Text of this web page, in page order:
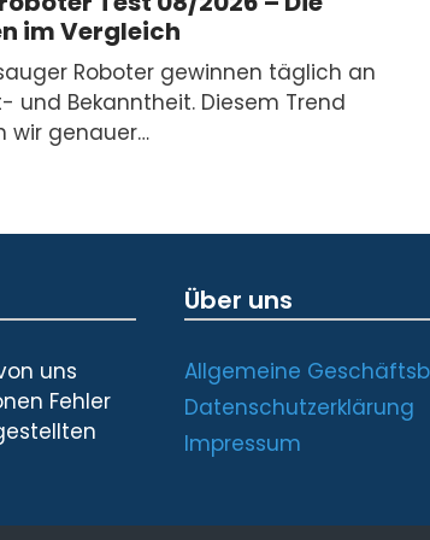
im Vergleich
Roboter gewinnen täglich an
und Bekanntheit. Diesem Trend
wir genauer…
uns
Fehler
Über uns
Allgemeine
Datenschutzerklärung
Impressum